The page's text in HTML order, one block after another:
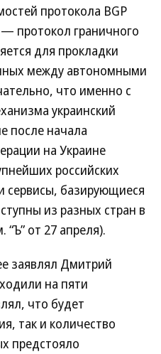
протокола BGP
протокол граничного
для прокладки
между автономными
что именно с
украинский
после начала
на Украине
российских
сервисы, базирующиеся
из разных стран в
“Ъ” от 27 апреля).
заявлял Дмитрий
на пяти
что будет
так и количество
предстояло